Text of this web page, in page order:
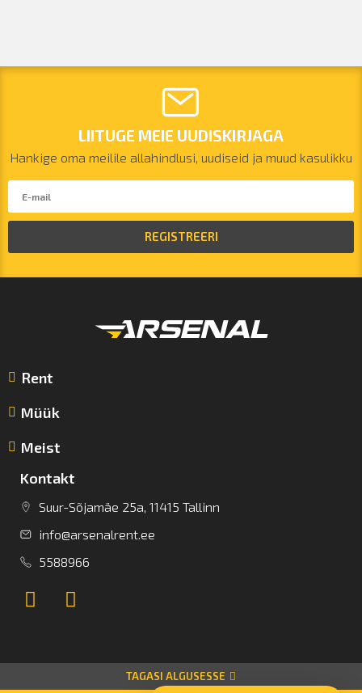
LIITUGE MEIE UUDISKIRJAGA
Hankige oma meilile allahindlusi, uudiseid ja muud kasulikku
REGISTREERI
Rent
Müük
Meist
Kontakt
Suur-Sõjamäe 25a, 11415 Tallinn
info@arsenalrent.ee
5588966
TAGASI ALGUSESSE